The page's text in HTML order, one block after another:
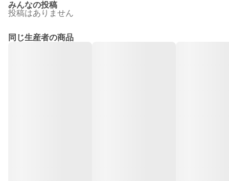
みんなの投稿
投稿はありません
同じ生産者の商品